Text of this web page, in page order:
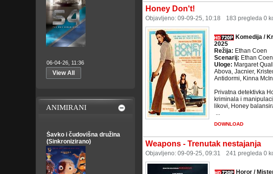
Honey Don't!
Objavljeno: 09-09-25, 10:18 183 pregleda 0
Komedija /
2025
Režija: Ethan Coen
Scenarij: Ethan
Uloge: Margaret
Abova, Jacnier,
Antidormi, Kinna
Privatna detektivka
kriminala i
likovi, Honey
​ ...
DOWNLOAD
Weapons - Trenutak nestajanja
Objavljeno: 09-09-25, 09:31 241 pregleda 0
Horor /
06-04-26, 11:36
View All
ANIMIRANI
Šavko i čudovišna družina
(Sinkronizirano)